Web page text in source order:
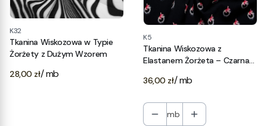
K32
Tkanina Wiskozowa w Typie
Żorżety z Dużym Wzorem
Cena
28,00 zł/ mb
K5
Tkanina Wiskozowa z
Elastanem Żorżeta – Czarna
Cena
36,00 zł/ mb
mb